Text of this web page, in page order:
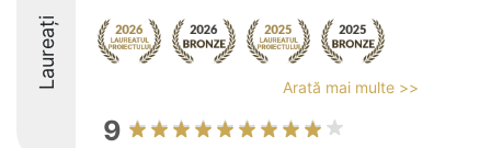
Laureați Arată mai multe >>
9